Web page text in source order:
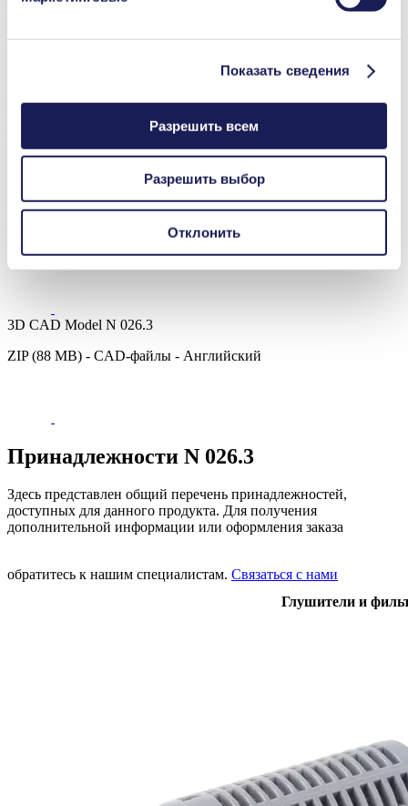
Показать сведения
Разрешить всем
Разрешить выбор
Отклонить
PDF (1 MB) - Техническая документация (даташит) -
Operating Manual N 026.3
3D CAD Model N 026.3
ZIP (88 MB) - CAD-файлы - Английский
Принадлежности N 026.3
Здесь представлен общий перечень принадлежностей,
доступных для данного продукта. Для получения
дополнительной информации или оформления заказа
обратитесь к нашим специалистам. Связаться с нами
Глушители и